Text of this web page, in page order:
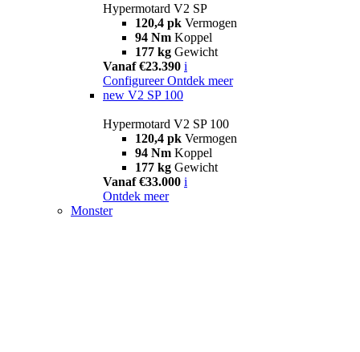
Hypermotard V2 SP
120,4 pk Vermogen
94 Nm Koppel
177 kg Gewicht
Vanaf €23.390 i
Configureer Ontdek meer
new V2 SP 100
Hypermotard V2 SP 100
120,4 pk Vermogen
94 Nm Koppel
177 kg Gewicht
Vanaf €33.000 i
Ontdek meer
Monster